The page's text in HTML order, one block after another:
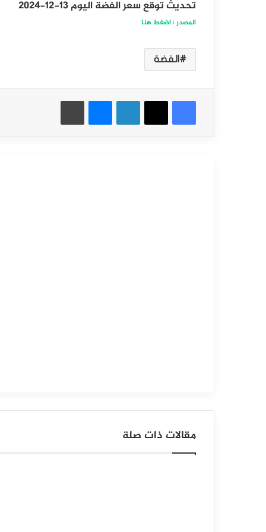
تحديث توقع سعر الفضة اليوم 13-12-2024
المصدر : اضغط هنا
الفضة
فيسبوك
‫X لينكدإن ماسنجر طباعة
ض
ة
ي
مقالات ذات صلة